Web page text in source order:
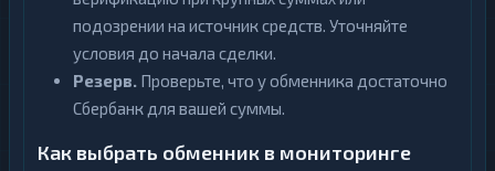
подозрении на источник средств. Уточняйте
условия до начала сделки.
Резерв. Проверьте, что у обменника достаточно
Сбербанк для вашей суммы.
Как выбрать обменник в мониторинге